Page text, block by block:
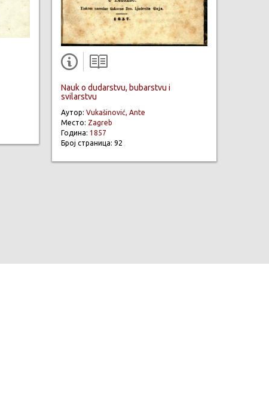
Nauk o dudarstvu, bubarstvu i
svilarstvu
Аутор: Vukašinović, Ante
Место: Zagreb
Година: 1857
Број страница: 92